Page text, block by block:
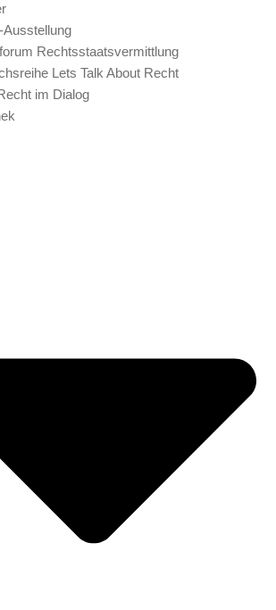
Ausstellung
Rechtsstaatsvermittlung
Lets Talk About Recht
im Dialog